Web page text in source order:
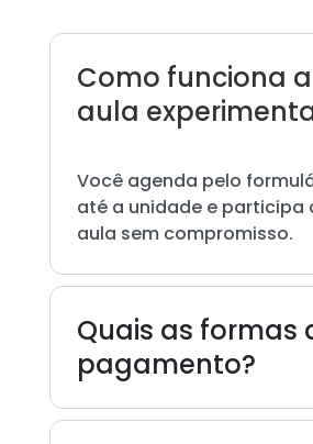
Como funciona a
aula
Você agenda pelo
até a unidade e participa
aula sem compromisso.
Quais as formas
pagamento?